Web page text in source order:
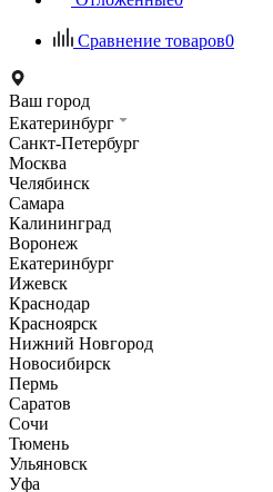
Сравнение товаров0
Ваш город
Екатеринбург
Санкт-Петербург
Москва
Челябинск
Самара
Калининград
Воронеж
Екатеринбург
Ижевск
Краснодар
Красноярск
Нижний Новгород
Новосибирск
Пермь
Саратов
Сочи
Тюмень
Ульяновск
Уфа